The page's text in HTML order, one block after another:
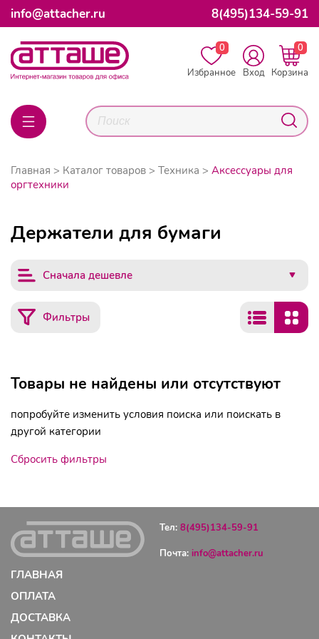
info@attacher.ru 8(495)134-59-91
0
Избранное
Вход
0
Корзина
Главная Каталог товаров Техника
Аксессуары для
оргтехники
Держатели для бумаги
Сначала дешевле
Фильтры
Товары не найдены или отсутствуют
попробуйте изменить условия поиска или поискать в
другой категории
Сбросить фильтры
Тел: 8(495)134-59-91
Почта: info@attacher.ru
ГЛАВНАЯ
ОПЛАТА
ДОСТАВКА